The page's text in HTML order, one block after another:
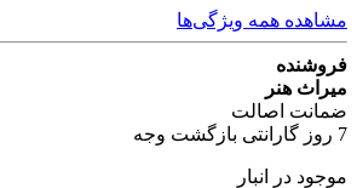
مشاهده همه ویژگی‌ها
فروشنده
میراث هنر
ضمانت اصالت
7 روز گارانتی بازگشت وجه
موجود در انبار